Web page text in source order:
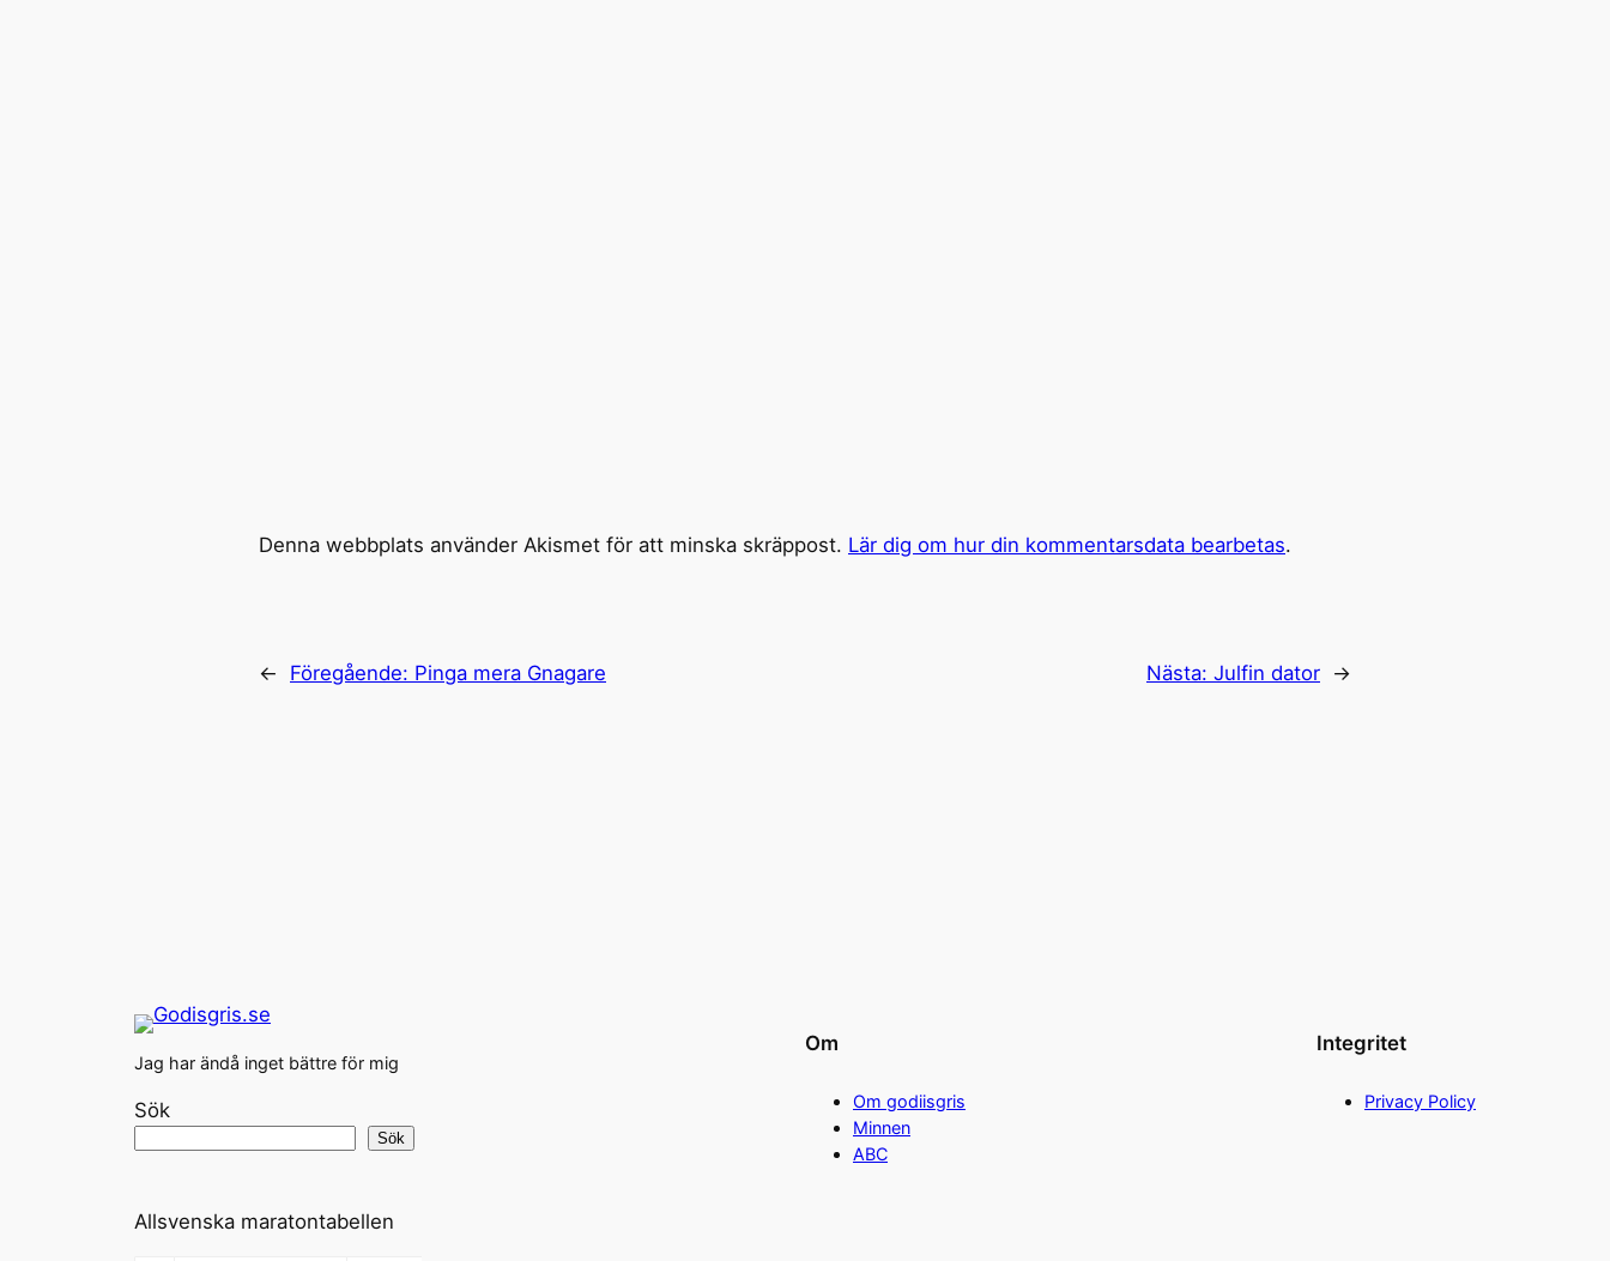
Denna webbplats använder Akismet för att minska skräppost. Lär dig om hur din kommentarsdata bearbetas.
← Föregående: Pinga mera Gnagare Nästa: Julfin dator →
Jag har ändå inget bättre för mig
Sök
Sök
Om
Om godiisgris
Minnen
ABC
Integritet
Privacy Policy
Allsvenska maratontabellen